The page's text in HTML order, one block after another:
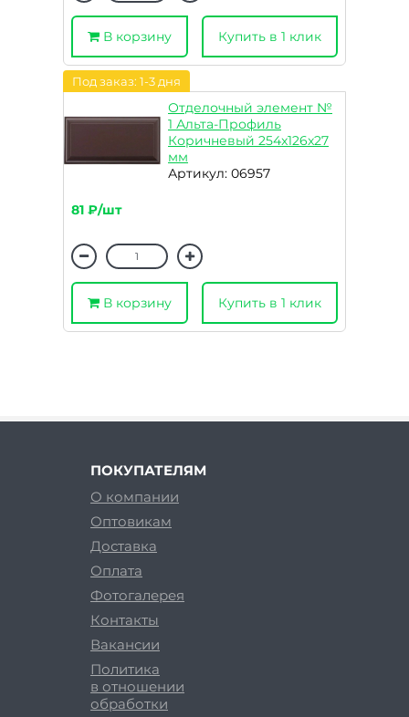
В корзину Купить в 1 клик
Под заказ: 1-3 дня
Отделочный элемент №
1 Альта-Профиль
Коричневый 254x126x27
мм
Артикул: 06957
81 ₽/шт
В корзину Купить в 1 клик
ПОКУПАТЕЛЯМ
О компании
Оптовикам
Доставка
Оплата
Фотогалерея
Контакты
Вакансии
Политика
в отношении
обработки